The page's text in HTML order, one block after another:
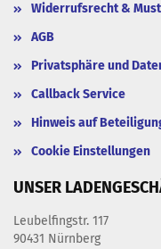
Widerrufsrecht &
AGB
Privatsphäre und
Callback Service
Hinweis auf
Cookie Einstellungen
UNSER
Leubelfingstr. 117
90431 Nürnberg